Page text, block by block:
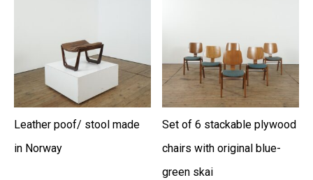
Leather poof/ stool made
in Norway
Set of 6 stackable plywood
chairs with original blue-
green skai